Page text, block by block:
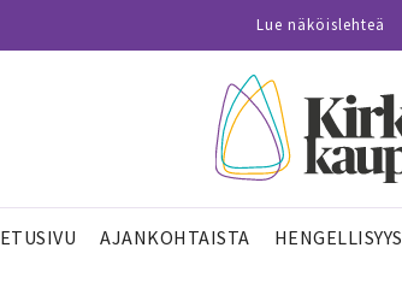
Lue näköislehteä
ETUSIVU AJANKOHTAISTA HENGELLISYYS